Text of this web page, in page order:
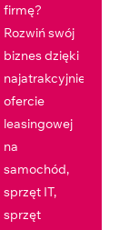
firmę?
Rozwiń swój
biznes dzięki
najatrakcyjniejszej
ofercie
leasingowej
na
samochód,
sprzęt IT,
sprzęt